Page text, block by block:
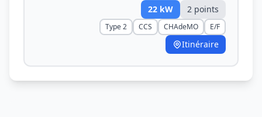
22 kW 2 points
Type 2 CCS CHAdeMO E/F
Itinéraire